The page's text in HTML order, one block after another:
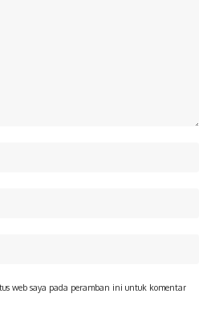
web saya pada peramban ini untuk komentar